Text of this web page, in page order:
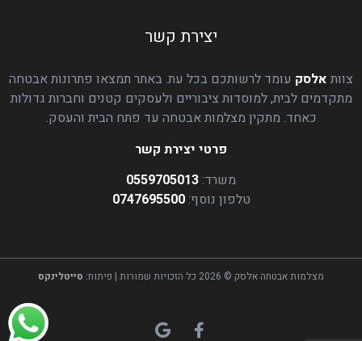
יצירת קשר
צוות אלסק עומד לרשותכם בכל עת. באתר תמצאו פתרונות אבטחה
מתקדמים לבית, למוסדות ציבוריים ולעסקים קטנים וחברות גדולות
כאחד. מתקין מצלמות אבטחה עד פתח הבית והעסק.
פרטי יצירת קשר
משרד:0559705013
טלפון נוסף:0747695500
מצלמות אבטחה אלסק © 2026 כל הזכויות שמורות | פיתוח: סייטלינקס